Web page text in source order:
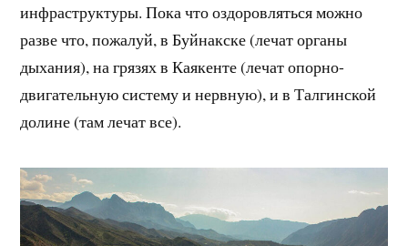
инфраструктуры. Пока что оздоровляться можно
разве что, пожалуй, в Буйнакске (лечат органы
дыхания), на грязях в Каякенте (лечат опорно-
двигательную систему и нервную), и в Талгинской
долине (там лечат все).